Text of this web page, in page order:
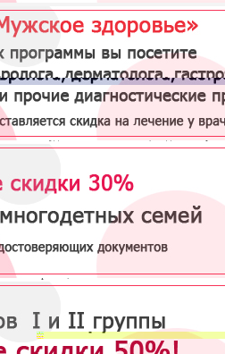
Экспресс-тест на сифилис
пройти экспресс-тест на сифилис
к возбудителю заболевания (бледной
возникновения сомнений по поводу здоровья
Состав и способ применения
(кардиолипиновый комплекс), салфетку,
для прокола кожи пальца и получения
ее прокол;
пипетки вносится в углубление
две капли реагента;
10 минут, но не позднее 20-й минуты.
в зоне тестирования являются